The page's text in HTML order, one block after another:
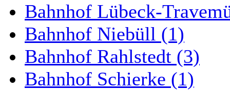
Bahnhof Lübeck-
Bahnhof Niebüll (1)
Bahnhof Rahlstedt (3)
Bahnhof Schierke (1)